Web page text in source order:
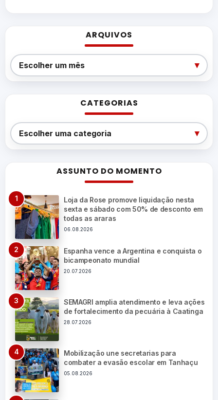
ARQUIVOS
Arquivos
Escolher um mês ▾
CATEGORIAS
Categorias
Escolher uma categoria ▾
ASSUNTO DO MOMENTO
Loja da Rose promove liquidação nesta
sexta e sábado com 50% de desconto em
todas as araras
06.08.2026
Espanha vence a Argentina e conquista o
bicampeonato mundial
20.07.2026
SEMAGRI amplia atendimento e leva ações
de fortalecimento da pecuária à Caatinga
28.07.2026
Mobilização une secretarias para
combater a evasão escolar em Tanhaçu
05.08.2026